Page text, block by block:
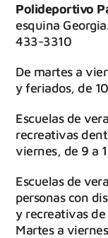
Polideportivo
esquina
433-3310
De martes a
y feriados, de
Escuelas de
recreativas
viernes, de 9 a
Escuelas de
personas con
y recreativas
Martes a